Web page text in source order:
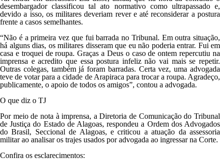
desembargador classificou tal ato normativo como ultrapassado e,
devido a isso, os militares deveriam rever e até reconsiderar a postura
frente a casos semelhantes.
“Não é a primeira vez que fui barrada no Tribunal. Em outra situação,
há alguns dias, os militares disseram que eu não poderia entrar. Fui em
casa e troquei de roupa. Graças a Deus o caso de ontem repercutiu na
imprensa e acredito que essa postura infeliz não vai mais se repetir.
Outras colegas, também já foram barradas. Certa vez, uma advogada
teve de votar para a cidade de Arapiraca para trocar a roupa. Agradeço,
publicamente, o apoio de todos os amigos”, contou a advogada.
O que diz o TJ
Por meio de nota à imprensa, a Diretoria de Comunicação do Tribunal
de Justiça do Estado de Alagoas, respondeu a Ordem dos Advogados
do Brasil, Seccional de Alagoas, e criticou a atuação da assessoria
militar ao analisar os trajes usados por advogada ao ingressar na Corte.
Confira os esclarecimentos: